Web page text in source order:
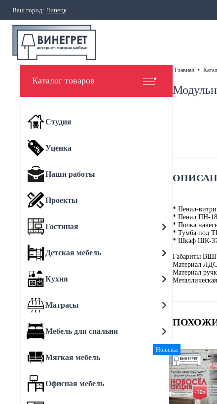
Ваш город: Липецк
Каталог товаров
Студия
Уценка
Наши работы
Проекты
Гостиная
Детская мебель
Кухня
Матрасы
Мебель для спальни
Мягкая мебель
Офисная мебель
главная •
* Пенал-
* Пенал ПН-18
* Полка
* Тумба под
* Шкаф ШК-
Габариты
Материал
Материал
Новинка